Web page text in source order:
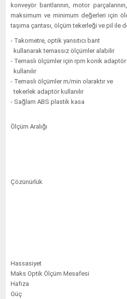
konveyör bantlarının, motor
maksimum ve minimum değerleri için
taşıma çantası, ölçüm tekerleği ve pil ile
- Takometre, optik yansıtıcı bant
kullanarak temassız ölçümler alabilir
- Temaslı ölçümler için rpm konik adaptör
kullanılır
- Temaslı ölçümler m/min olaraktır ve
tekerlek adaptör kullanılır
- Sağlam ABS plastik kasa
Ölçüm Aralığı
Çözünürlük
Hassasiyet
Maks Optik Ölçüm Mesafesi
Hafıza
Güç